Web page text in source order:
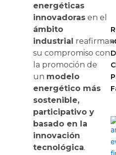
energéticas
innovadoras en el
ámbito
industrial
su compromiso con
la promoción de
un modelo
energético más
sostenible,
participativo y
basado en la
innovación
tecnológica.